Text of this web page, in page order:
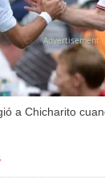
a Chicharito